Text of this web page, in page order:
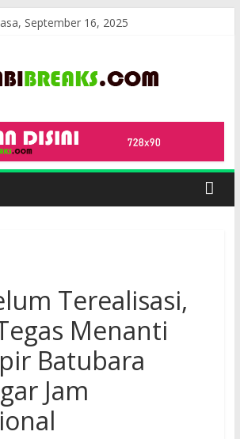
September 16, 2025
Terealisasi,
Menanti
Batubara
Jam